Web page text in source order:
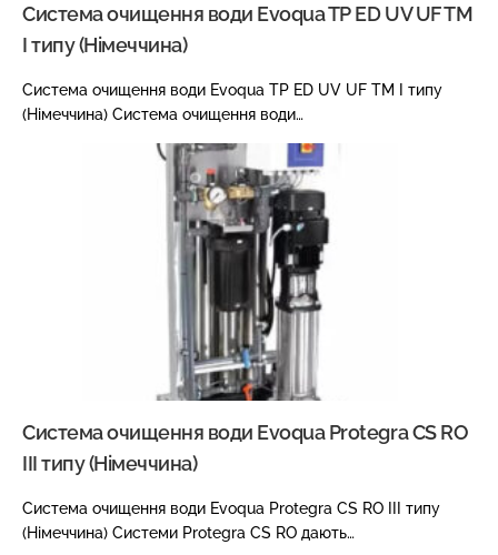
Система очищення води Evoqua TP ED UV UF TM
I типу (Німеччина)
Система очищення води Evoqua TP ED UV UF TM I типу
(Німеччина) Система очищення води…
Система очищення води Evoqua Protegra CS RO
III типу (Німеччина)
Система очищення води Evoqua Protegra CS RO III типу
(Німеччина) Системи Protegra CS RO дають…